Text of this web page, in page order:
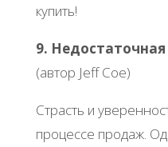
купить!
9.
(автор Jeff Coe)
Страсть и
процессе продаж.